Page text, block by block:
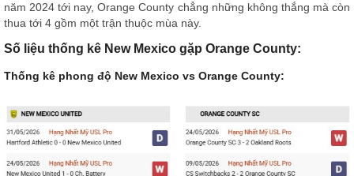
năm 2024 tới nay, Orange County chẳng những không thắng mà còn
thua tới 4 gồm một trận thuộc mùa này.
Số liệu thống kê New Mexico gặp Orange County:
Thống kê phong độ New Mexico vs Orange County: